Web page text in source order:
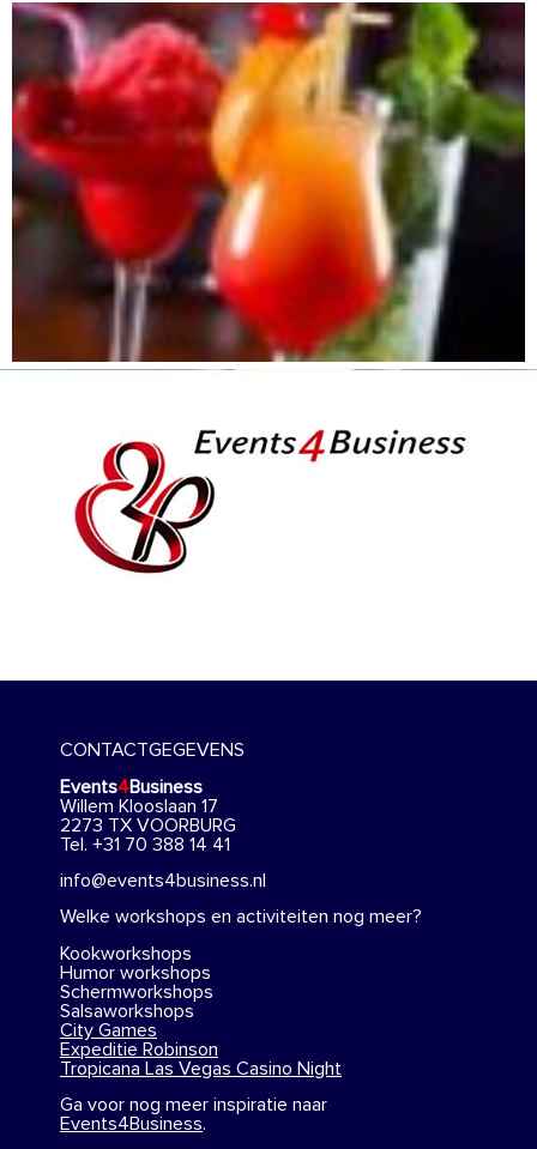
CONTACTGEGEVENS
Events4Business
Willem Klooslaan 17
2273 TX VOORBURG
Tel. +31 70 388 14 41
info@events4business.nl
Welke workshops en activiteiten nog meer?
Kookworkshops
Humor workshops
Schermworkshops
Salsaworkshops
City Games
Expeditie Robinson
Tropicana Las Vegas Casino Night
Ga voor nog meer inspiratie naar
Events4Business.